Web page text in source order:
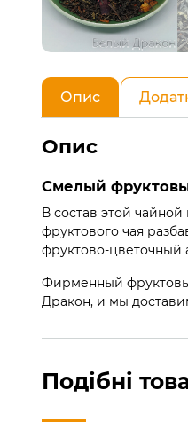
Опис
Опис
Смелый
В состав этой
фруктового чая
фруктово-цветочный
Фирменный
Дракон, и мы
Подібні